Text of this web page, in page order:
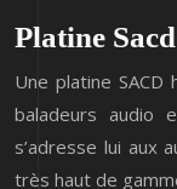
Platine
Une platine
baladeurs audio
s’adresse lui aux
très haut de